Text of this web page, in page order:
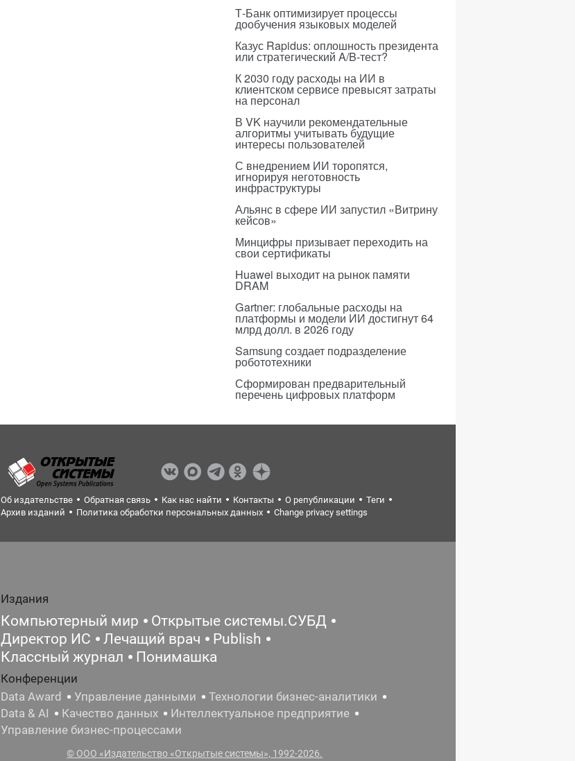
Т-Банк оптимизирует процессы
дообучения языковых моделей
Казус Rapidus: оплошность президента
или стратегический A/B-тест?
К 2030 году расходы на ИИ в
клиентском сервисе превысят затраты
на персонал
В VK научили рекомендательные
алгоритмы учитывать будущие
интересы пользователей
С внедрением ИИ торопятся,
игнорируя неготовность
инфраструктуры
Альянс в сфере ИИ запустил «Витрину
кейсов»
Минцифры призывает переходить на
свои сертификаты
Huawei выходит на рынок памяти
DRAM
Gartner: глобальные расходы на
платформы и модели ИИ достигнут 64
млрд долл. в 2026 году
Samsung создает подразделение
робототехники
Сформирован предварительный
перечень цифровых платформ
Об издательстве Обратная связь Как нас найти Контакты О републикации
Теги
Архив изданий
Политика обработки персональных данных Change privacy settings
Издания
Компьютерный мир
Открытые системы.СУБД
Директор ИС
Лечащий врач
Publish
Классный журнал
Понимашка
Конференции
Data Award
Управление данными
Технологии бизнес-аналитики
Data & AI
Качество данных
Интеллектуальное предприятие
Управление бизнес-процессами
© ООО «Издательство «Открытые системы», 1992-2026.